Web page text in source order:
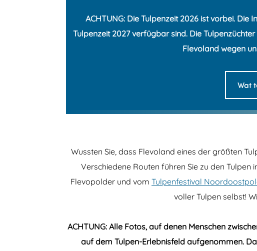
ACHTUNG: Die Tulpenzeit 2026 ist vorbei.
Tulpenzeit 2027 verfügbar sind. Die
Flevoland wegen
Wat
Wussten Sie, dass Flevoland eines der größten
Verschiedene Routen führen Sie zu den Tulpen
Flevopolder und vom Tulpenfestival
voller Tulpen selbst!
ACHTUNG: Alle Fotos, auf denen Menschen
auf dem Tulpen-Erlebnisfeld aufgenommen.